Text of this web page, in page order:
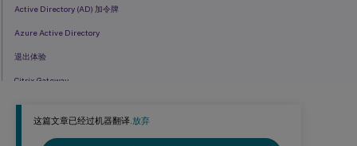
这篇文章已经过机器翻译.放弃
Active Directory (AD) 加令牌
Azure Active Directory
退出体验
Citrix Gateway
使用网关进行单点登录
Google